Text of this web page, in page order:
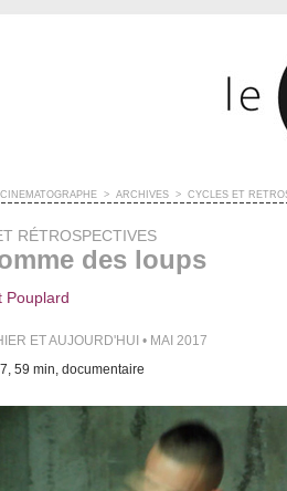
> ARCHIVES > CYCLES ET
RÉTROSPECTIVES
des loups
Pouplard
ET AUJOURD'HUI • MAI 2017
59 min, documentaire